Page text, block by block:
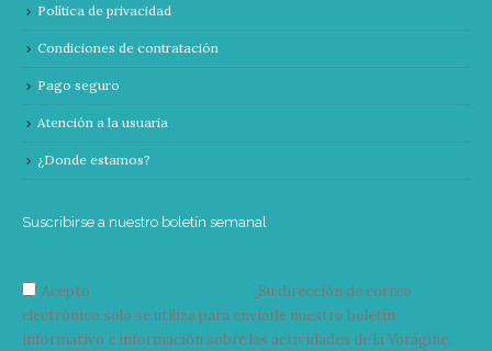
Política de privacidad
Condiciones de contratación
Pago seguro
Atención a la usuaria
¿Donde estamos?
Suscribirse a nuestro boletín semanal
Acepto
Su dirección de correo
electrónico solo se utiliza para enviarle nuestro boletín
informativo e información sobre las actividades de la Vorágine.